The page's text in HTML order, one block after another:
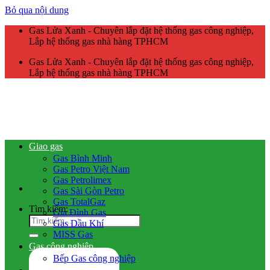
Bỏ qua nội dung
Gas Lửa Xanh - Chuyên lắp đặt hệ thống gas công nghiệp,
Lắp hệ thống gas nhà hàng TPHCM
Gas Lửa Xanh - Chuyên lắp đặt hệ thống gas công nghiệp,
Lắp hệ thống gas nhà hàng TPHCM
Tìm kiếm:
Giao gas
Gas Bình Minh
Gas Petro Việt Nam
Gas Petrolimex
Gas Sài Gòn Petro
Gas TotalGaz
Gia Đình Gas
Gas Dầu Khí
MISS Gas
Gas công nghiệp
Bếp Gas công nghiệp